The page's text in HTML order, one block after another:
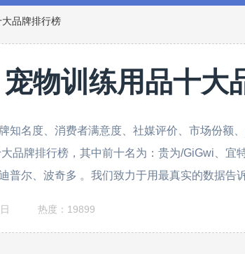
品牌排行榜
宠物训练用品十大
知名度、消费者满意度、社媒评价、市场份额
品牌排行榜，其中前十名为：贵为/GiGwi、宜
普尔、波奇多 。我们致力于用最真实的数据告
热度：19899